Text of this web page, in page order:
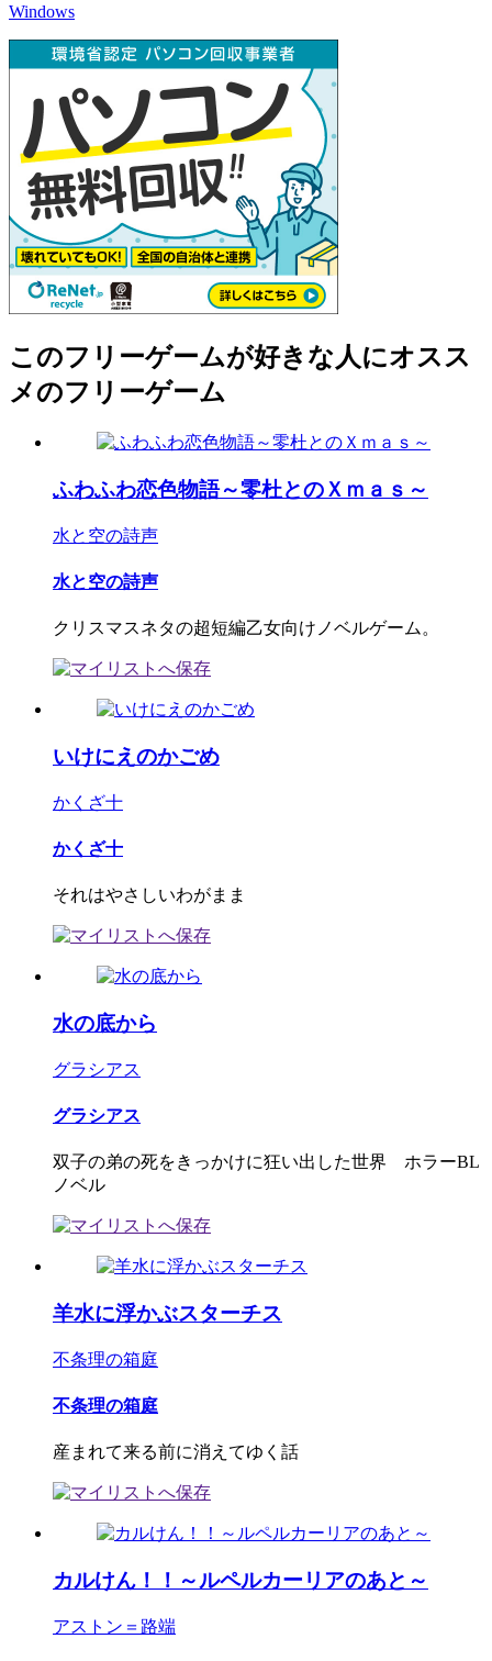
Windows
このフリーゲームが好きな人にオスス
メのフリーゲーム
ふわふわ恋色物語～零杜とのＸｍａｓ～
水と空の詩声
水と空の詩声
クリスマスネタの超短編乙女向けノベルゲーム。
いけにえのかごめ
かくざ十
かくざ十
それはやさしいわがまま
水の底から
グラシアス
グラシアス
双子の弟の死をきっかけに狂い出した世界 ホラーBL
ノベル
羊水に浮かぶスターチス
不条理の箱庭
不条理の箱庭
産まれて来る前に消えてゆく話
カルけん！！～ルペルカーリアのあと～
アストン＝路端